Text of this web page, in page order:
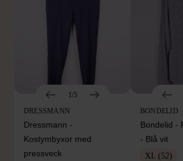
1/5
DRESSMANN
Dressmann -
Kostymbyxor med
pressveck
BONDELID
Bondelid -
- Blå vit
XL (52)